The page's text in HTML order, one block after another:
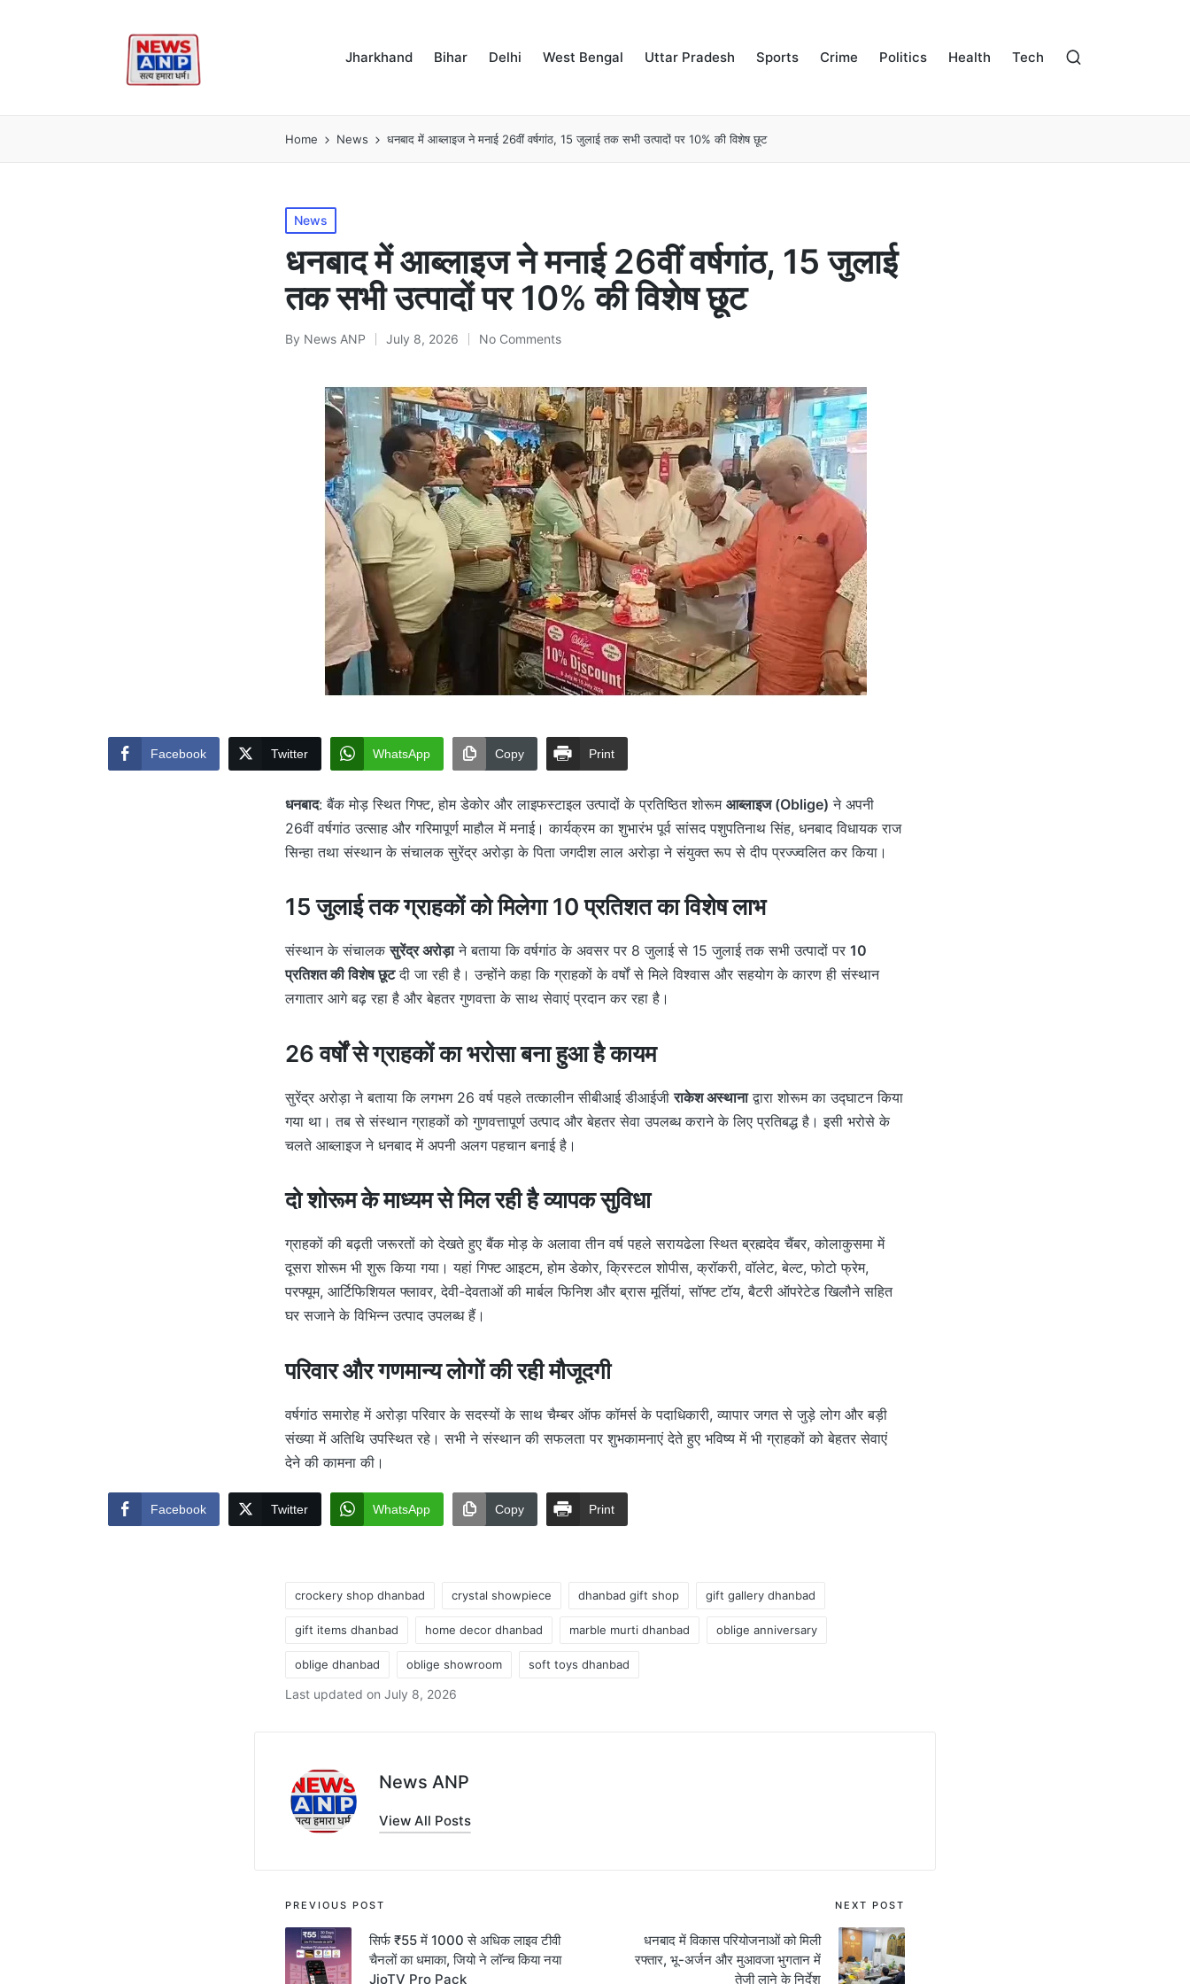
Jharkhand Bihar Delhi West Bengal Uttar Pradesh Sports Crime Politics Health Tech
Home News धनबाद में आब्लाइज ने मनाई 26वीं वर्षगांठ, 15 जुलाई तक सभी उत्पादों पर 10% की विशेष छूट
Posted
in
News
धनबाद में आब्लाइज ने मनाई 26वीं वर्षगांठ, 15 जुलाई
तक सभी उत्पादों पर 10% की विशेष छूट
Posted
By News ANP July 8, 2026 No Comments
Facebook Twitter WhatsApp Copy Print
धनबाद: बैंक मोड़ स्थित गिफ्ट, होम डेकोर और लाइफस्टाइल उत्पादों के प्रतिष्ठित शोरूम आब्लाइज (Oblige) ने अपनी
26वीं वर्षगांठ उत्साह और गरिमापूर्ण माहौल में मनाई। कार्यक्रम का शुभारंभ पूर्व सांसद पशुपतिनाथ सिंह, धनबाद विधायक राज
सिन्हा तथा संस्थान के संचालक सुरेंद्र अरोड़ा के पिता जगदीश लाल अरोड़ा ने संयुक्त रूप से दीप प्रज्ज्वलित कर किया।
15 जुलाई तक ग्राहकों को मिलेगा 10 प्रतिशत का विशेष लाभ
संस्थान के संचालकसुरेंद्र अरोड़ाने बताया कि वर्षगांठ के अवसर पर 8 जुलाई से 15 जुलाई तक सभी उत्पादों पर 10
प्रतिशत की विशेष छूटदी जा रही है। उन्होंने कहा कि ग्राहकों के वर्षों से मिले विश्वास और सहयोग के कारण ही संस्थान
लगातार आगे बढ़ रहा है और बेहतर गुणवत्ता के साथ सेवाएं प्रदान कर रहा है।
26 वर्षों से ग्राहकों का भरोसा बना हुआ है कायम
सुरेंद्र अरोड़ा ने बताया कि लगभग 26 वर्ष पहले तत्कालीन सीबीआई डीआईजीराकेश अस्थानाद्वारा शोरूम का उद्घाटन किया
गया था। तब से संस्थान ग्राहकों को गुणवत्तापूर्ण उत्पाद और बेहतर सेवा उपलब्ध कराने के लिए प्रतिबद्ध है। इसी भरोसे के
चलते आब्लाइज ने धनबाद में अपनी अलग पहचान बनाई है।
दो शोरूम के माध्यम से मिल रही है व्यापक सुविधा
ग्राहकों की बढ़ती जरूरतों को देखते हुए बैंक मोड़ के अलावा तीन वर्ष पहले सरायढेला स्थित ब्रह्मदेव चैंबर, कोलाकुसमा में
दूसरा शोरूम भी शुरू किया गया। यहां गिफ्ट आइटम, होम डेकोर, क्रिस्टल शोपीस, क्रॉकरी, वॉलेट, बेल्ट, फोटो फ्रेम,
परफ्यूम, आर्टिफिशियल फ्लावर, देवी-देवताओं की मार्बल फिनिश और ब्रास मूर्तियां, सॉफ्ट टॉय, बैटरी ऑपरेटेड खिलौने सहित
घर सजाने के विभिन्न उत्पाद उपलब्ध हैं।
परिवार और गणमान्य लोगों की रही मौजूदगी
वर्षगांठ समारोह में अरोड़ा परिवार के सदस्यों के साथ चैम्बर ऑफ कॉमर्स के पदाधिकारी, व्यापार जगत से जुड़े लोग और बड़ी
संख्या में अतिथि उपस्थित रहे। सभी ने संस्थान की सफलता पर शुभकामनाएं देते हुए भविष्य में भी ग्राहकों को बेहतर सेवाएं
देने की कामना की।
Facebook Twitter WhatsApp Copy Print
crockery shop dhanbad crystal showpiece dhanbad gift shop gift gallery dhanbad
gift items dhanbad home decor dhanbad marble murti dhanbad oblige anniversary
oblige dhanbad oblige showroom soft toys dhanbad
Last updated on July 8, 2026
News ANP
View All Posts
Post
navigation
PREVIOUS POST
सिर्फ ₹55 में 1000 से अधिक लाइव टीवी
चैनलों का धमाका, जियो ने लॉन्च किया नया
JioTV Pro Pack
NEXT POST
धनबाद में विकास परियोजनाओं को मिली
रफ्तार, भू-अर्जन और मुआवजा भुगतान में
तेजी लाने के निर्देश